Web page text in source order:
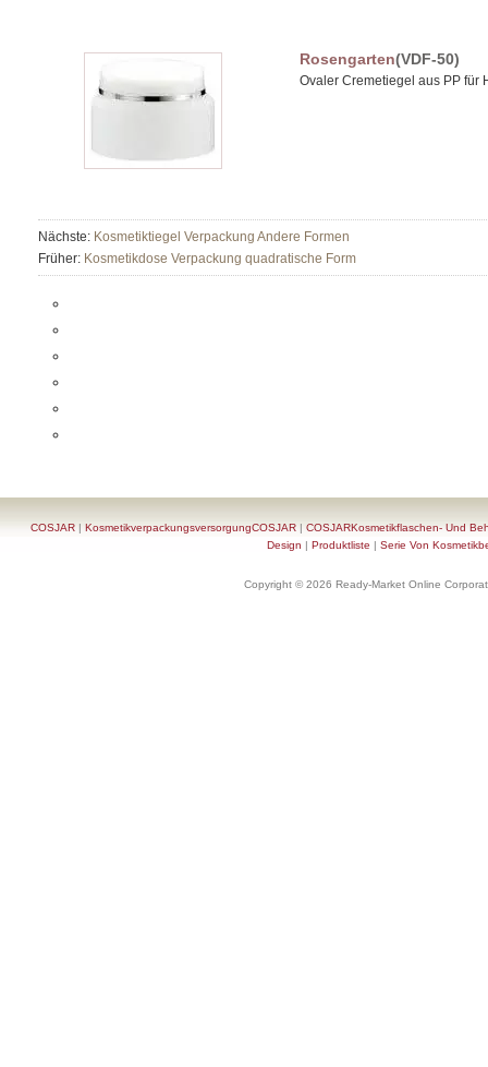
Rosengarten(VDF-50)
Ovaler Cremetiegel aus PP für
Nächste: Kosmetiktiegel Verpackung Andere Formen
Früher: Kosmetikdose Verpackung quadratische Form
COSJAR |KosmetikverpackungsversorgungCOSJAR |COSJARKosmetikflaschen- Und
Design | Produktliste | Serie Von
Copyright © 2026 Ready-Market Online